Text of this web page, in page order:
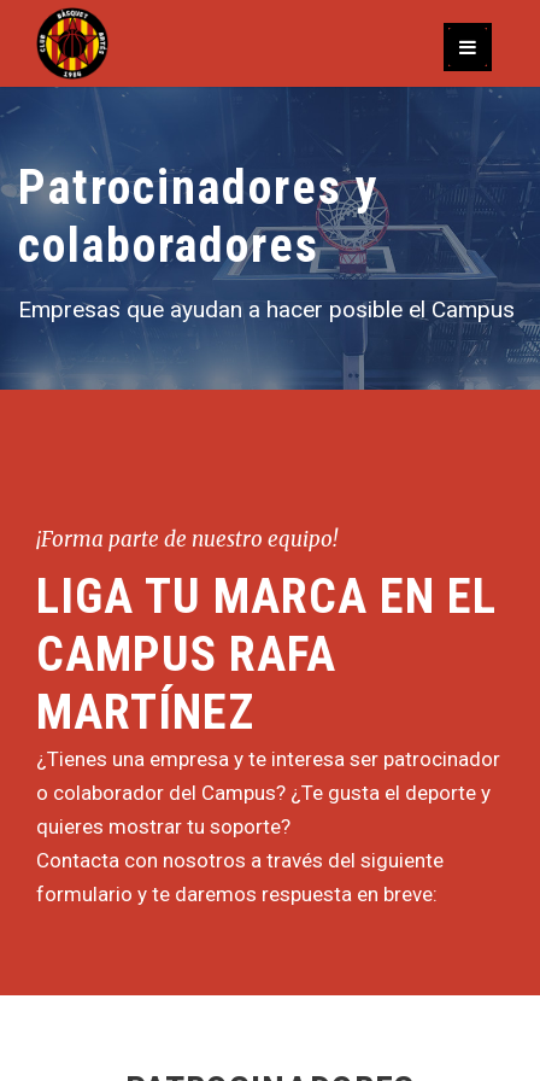
Patrocinadores y
colaboradores
Empresas que ayudan a hacer posible el Campus
¡Forma parte de nuestro equipo!
LIGA TU MARCA EN EL
CAMPUS RAFA
MARTÍNEZ
¿Tienes una empresa y te interesa ser patrocinador
o colaborador del Campus? ¿Te gusta el deporte y
quieres mostrar tu soporte?
Contacta con nosotros a través del siguiente
formulario y te daremos respuesta en breve: